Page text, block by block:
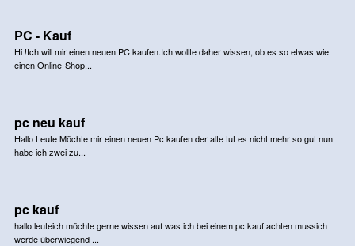
PC - Kauf
Hi !Ich will mir einen neuen PC kaufen.Ich wollte daher wissen, ob es so etwas wie
einen Online-Shop...
pc neu kauf
Hallo Leute Möchte mir einen neuen Pc kaufen der alte tut es nicht mehr so gut nun
habe ich zwei zu...
pc kauf
hallo leuteich möchte gerne wissen auf was ich bei einem pc kauf achten mussich
werde überwiegend ...